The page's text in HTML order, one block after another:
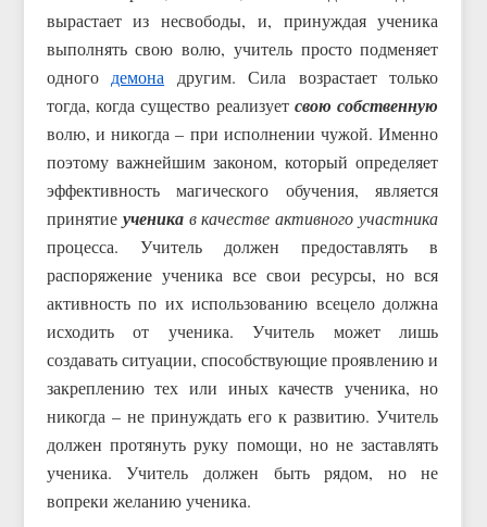
вырастает из несвободы, и, принуждая ученика
выполнять свою волю, учитель просто подменяет
одного демона другим. Сила возрастает только
тогда, когда существо реализуетсвою собственную
волю, и никогда – при исполнении чужой. Именно
поэтому важнейшим законом, который определяет
эффективность магического обучения, является
принятие ученикав качестве активного участника
процесса. Учитель должен предоставлять в
распоряжение ученика все свои ресурсы, но вся
активность по их использованию всецело должна
исходить от ученика. Учитель может лишь
создавать ситуации, способствующие проявлению и
закреплению тех или иных качеств ученика, но
никогда – не принуждать его к развитию. Учитель
должен протянуть руку помощи, но не заставлять
ученика. Учитель должен быть рядом, но не
вопреки желанию ученика.